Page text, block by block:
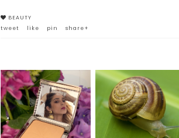
BEAUTY
tweet
like pin share+
BLUR EXPERT DI SISLEY
PARIS: MAQUILLAGE
AD ALTA DEFINIZIONE
CREMA ALLA BAVA DI
LUMACA: PERCHÉ
SCEGLIERLA PER
CURARE LA NOSTRA
PELLE